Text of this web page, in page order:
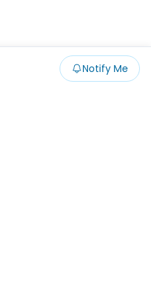
Notify Me